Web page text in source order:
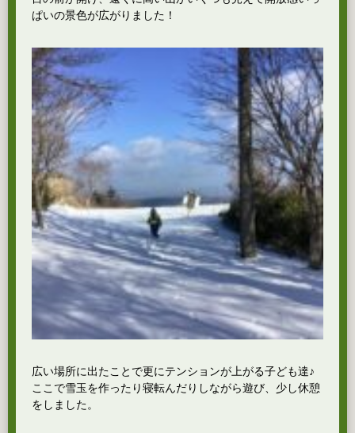
ぱいの景色が広がりました！
広い場所に出たことで更にテンションが上がる子ども達♪
ここで雪玉を作ったり寝転んだりしながら遊び、少し休憩
をしました。